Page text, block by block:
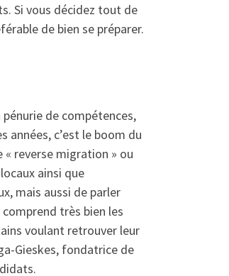
Si vous décidez tout de
de bien se préparer.
de compétences,
années, c’est le boom du
« reverse migration » ou
ainsi que
mais aussi de parler
très bien les
voulant retrouver leur
Gieskes, fondatrice de